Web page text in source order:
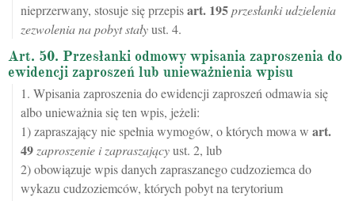
nieprzerwany, stosuje się przepisart. 195przesłanki udzielenia
zezwolenia na pobyt stałyust. 4.
Art. 50. Przesłanki odmowy wpisania zaproszenia do
ewidencji zaproszeń lub unieważnienia wpisu
1. Wpisania zaproszenia do ewidencji zaproszeń odmawia się
albo unieważnia się ten wpis, jeżeli:
1) zapraszający nie spełnia wymogów, o których mowa w art.
49 zaproszenie i zapraszającyust. 2, lub
2) obowiązuje wpis danych zapraszanego cudzoziemca do
wykazu cudzoziemców, których pobyt na terytorium